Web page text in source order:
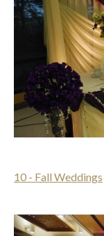
10 - Fall Weddings